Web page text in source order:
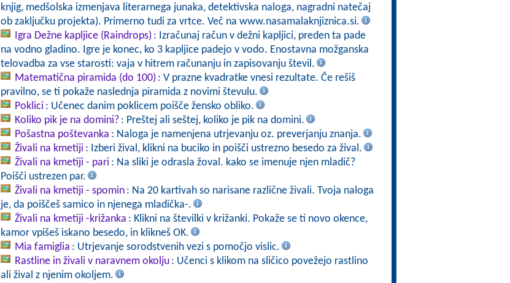
knjig, medšolska izmenjava literarnega junaka, detektivska naloga, nagradni natečaj
ob zaključku projekta). Primerno tudi za vrtce. Več na www.nasamalaknjiznica.si.
Igra Dežne kapljice (Raindrops) : Izračunaj račun v dežni kapljici, preden ta pade
na vodno gladino. Igre je konec, ko 3 kapljice padejo v vodo. Enostavna možganska
telovadba za vse starosti: vaja v hitrem računanju in zapisovanju števil.
Matematična piramida (do 100) : V prazne kvadratke vnesi rezultate. Če rešiš
pravilno, se ti pokaže naslednja piramida z novimi števulu.
Poklici : Učenec danim poklicem poišče žensko obliko.
Koliko pik je na domini? : Preštej ali seštej, koliko je pik na domini.
Pošastna poštevanka : Naloga je namenjena utrjevanju oz. preverjanju znanja.
Živali na kmetiji : Izberi žival, klikni na buciko in poišči ustrezno besedo za žival.
Živali na kmetiji - pari : Na sliki je odrasla žoval. kako se imenuje njen mladič?
Poišči ustrezen par.
Živali na kmetiji - spomin : Na 20 kartivah so narisane različne živali. Tvoja naloga
je, da poiščeš samico in njenega mladička-.
Živali na kmetiji -križanka : Klikni na številki v križanki. Pokaže se ti novo okence,
kamor vpišeš iskano besedo, in klikneš OK.
Mia famiglia : Utrjevanje sorodstvenih vezi s pomočjo vislic.
Rastline in živali v naravnem okolju : Učenci s klikom na sličico povežejo rastlino
ali žival z njenim okoljem.